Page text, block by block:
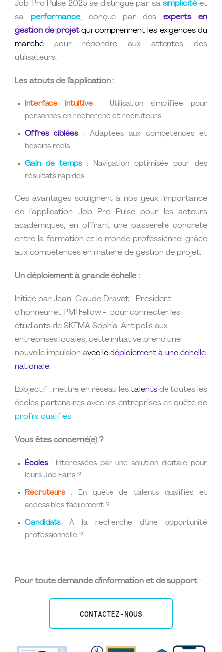
Job Pro Pulse 2025 se distingue par sasimplicitéet
sa performance, conçue par desexperts en
gestion de projet qui comprennent les exigences du
marché pour répondre aux attentes des
utilisateurs.
Les atouts de l’application :
Interface intuitive : Utilisation simplifiée pour
personnes en recherche et recruteurs.
Offres ciblées: Adaptées aux compétences et
besoins réels.
Gain de temps: Navigation optimisée pour des
résultats rapides.
Ces avantages soulignent à nos yeux l'importance
de l'application Job Pro Pulse pour les acteurs
académiques, en offrant une passerelle concrète
entre la formation et le monde professionnel grâce
aux compétences en matière de gestion de projet.
Un déploiement à grande échelle :
Initiée par Jean-Claude Dravet - Président
d'honneur et PMI Fellow - pour connecter les
étudiants de SKEMA Sophia-Antipolis aux
entreprises locales, cette initiative prend une
nouvelle impulsion avec le déploiement à une échelle
nationale.
L’objectif : mettre en réseau les talents de toutes les
écoles partenaires avec les entreprises en quête de
profils qualifiés.
Vous êtes concerné(e) ?
Écoles: Intéressées par une solution digitale pour
leurs Job Fairs ?
Recruteurs: En quête de talents qualifiés et
accessibles facilement ?
Candidats: À la recherche d’une opportunité
professionnelle ?
Pour toute demande d'information et de support :
CONTACTEZ-NOUS